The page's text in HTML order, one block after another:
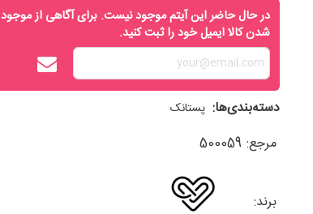
در حال حاضر این آیتم موجود نیست. برای آگاهی از موجود
شدن کالا ایمیل خود را ثبت کنید.
دسته‌بندی‌ها: پستانک
مرجع: 500059
برند: